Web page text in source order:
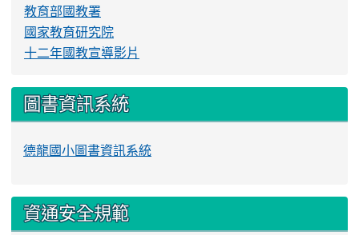
教育部國教署
國家教育研究院
十二年國教宣導影片
圖書資訊系統
德龍國小圖書資訊系統
資通安全規範